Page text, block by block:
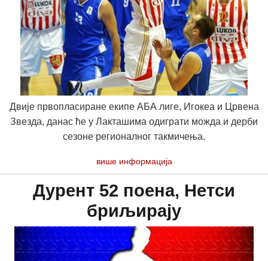
Двије првопласиране екипе АБА лиге, Игокеа и Црвена
Звезда, данас ће у Лакташима одиграти можда и дерби
сезоне регионалног такмичења.
више информација
Дурент 52 поена, Нетси
бриљирају